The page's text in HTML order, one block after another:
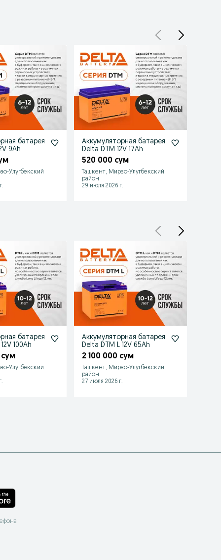
батарея
9Ah
Улугбекский
Аккумуляторная батарея
Delta DTM 12V 17Ah
520 000 сум
Ташкент, Мирзо-Улугбекский
район
29 июля 2026 г.
батарея
100Ah
Улугбекский
Аккумуляторная батарея
Delta DTM L 12V 65Ah
2 100 000 сум
Ташкент, Мирзо-Улугбекский
район
27 июля 2026 г.